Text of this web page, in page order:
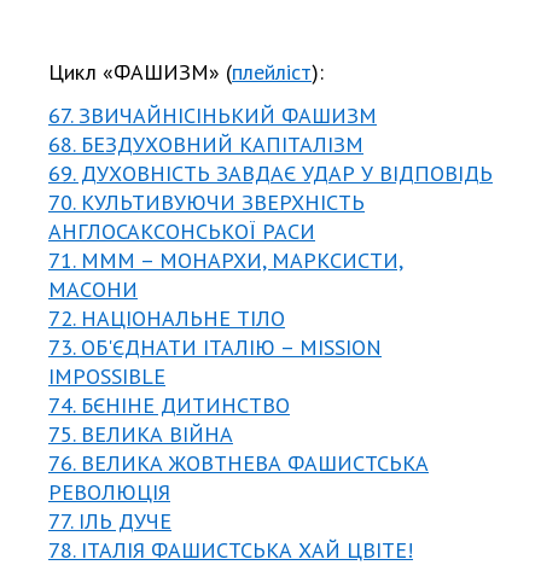
Цикл «ФАШИЗМ» (плейліст):
67. ЗВИЧАЙНІСІНЬКИЙ ФАШИЗМ
68. БЕЗДУХОВНИЙ КАПІТАЛІЗМ
69. ДУХОВНІСТЬ ЗАВДАЄ УДАР У ВІДПОВІДЬ
70. КУЛЬТИВУЮЧИ ЗВЕРХНІСТЬ
АНГЛОСАКСОНСЬКОЇ РАСИ
71. МММ – МОНАРХИ, МАРКСИСТИ,
МАСОНИ
72. НАЦІОНАЛЬНЕ ТІЛО
73. ОБ'ЄДНАТИ ІТАЛІЮ – MISSION
IMPOSSIBLE
74. БЄНІНЕ ДИТИНСТВО
75. ВЕЛИКА ВІЙНА
76. ВЕЛИКА ЖОВТНЕВА ФАШИСТСЬКА
РЕВОЛЮЦІЯ
77. ІЛЬ ДУЧЕ
78. ІТАЛІЯ ФАШИСТСЬКА ХАЙ ЦВІТЕ!